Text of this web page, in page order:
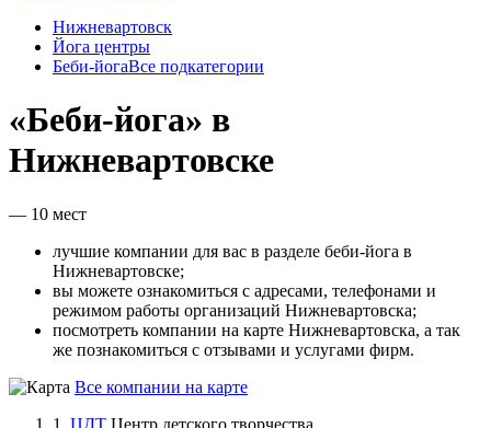
Нижневартовск
Йога центры
Беби-йогаВсе подкатегории
«Беби-йога» в
Нижневартовске
— 10 мест
лучшие компании для вас в разделе беби-йога в
Нижневартовске;
вы можете ознакомиться с адресами, телефонами и
режимом работы организаций Нижневартовска;
посмотреть компании на карте Нижневартовска, а так
же познакомиться с отзывами и услугами фирм.
Все компании на карте
1. ЦДТ Центр детского творчества